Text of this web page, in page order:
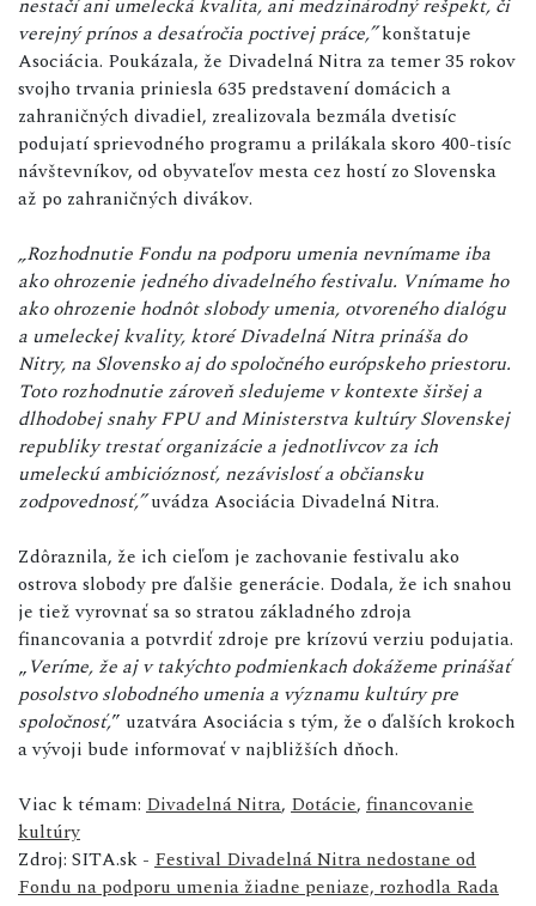
verejný prínos a desaťročia poctivej práce,”konštatuje
Asociácia. Poukázala, že Divadelná Nitra za temer 35 rokov
svojho trvania priniesla 635 predstavení domácich a
zahraničných divadiel, zrealizovala bezmála dvetisíc
podujatí sprievodného programu a prilákala skoro 400-tisíc
návštevníkov, od obyvateľov mesta cez hostí zo Slovenska
až po zahraničných divákov.
„Rozhodnutie Fondu na podporu umenia nevnímame iba
ako ohrozenie jedného divadelného festivalu. Vnímame ho
ako ohrozenie hodnôt slobody umenia, otvoreného dialógu
a umeleckej kvality, ktoré Divadelná Nitra prináša do
Nitry, na Slovensko aj do spoločného európskeho priestoru.
Toto rozhodnutie zároveň sledujeme v kontexte širšej a
dlhodobej snahy FPU and Ministerstva kultúry Slovenskej
republiky trestať organizácie a jednotlivcov za ich
umeleckú ambicióznosť, nezávislosť a občiansku
zodpovednosť,”uvádza Asociácia Divadelná Nitra.
Zdôraznila, že ich cieľom je zachovanie festivalu ako
ostrova slobody pre ďalšie generácie. Dodala, že ich snahou
je tiež vyrovnať sa so stratou základného zdroja
financovania a potvrdiť zdroje pre krízovú verziu podujatia.
„Veríme, že aj v takýchto podmienkach dokážeme prinášať
posolstvo slobodného umenia a významu kultúry pre
spoločnosť,” uzatvára Asociácia s tým, že o ďalších krokoch
a vývoji bude informovať v najbližších dňoch.
Viac k témam: Divadelná Nitra, Dotácie, financovanie
kultúry
Zdroj: SITA.sk - Festival Divadelná Nitra nedostane od
Fondu na podporu umenia žiadne peniaze, rozhodla Rada